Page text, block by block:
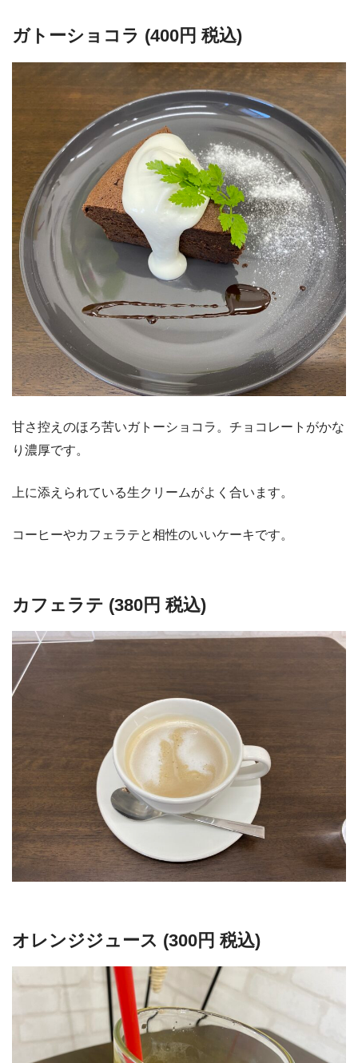
ガトーショコラ (400円 税込)
甘さ控えのほろ苦いガトーショコラ。チョコレートがかな
り濃厚です。
上に添えられている生クリームがよく合います。
コーヒーやカフェラテと相性のいいケーキです。
カフェラテ (380円 税込)
オレンジジュース (300円 税込)